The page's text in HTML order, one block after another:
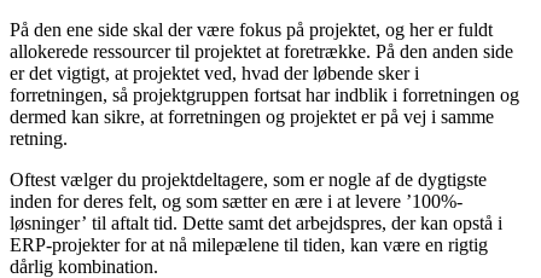
På den ene side skal der være fokus på projektet, og her er fuldt
allokerede ressourcer til projektet at foretrække. På den anden side
er det vigtigt, at projektet ved, hvad der løbende sker i
forretningen, så projektgruppen fortsat har indblik i forretningen og
dermed kan sikre, at forretningen og projektet er på vej i samme
retning.
Oftest vælger du projektdeltagere, som er nogle af de dygtigste
inden for deres felt, og som sætter en ære i at levere ’100%-
løsninger’ til aftalt tid. Dette samt det arbejdspres, der kan opstå i
ERP-projekter for at nå milepælene til tiden, kan være en rigtig
dårlig kombination.